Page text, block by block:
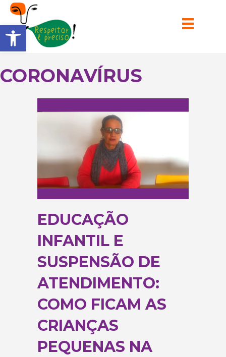
Barra de Ferramentas Aberta
CORONAVÍRUS
EDUCAÇÃO
INFANTIL E
SUSPENSÃO DE
ATENDIMENTO:
COMO FICAM AS
CRIANÇAS
PEQUENAS NA